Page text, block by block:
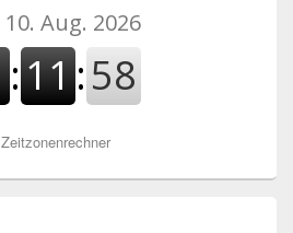
Zeitzonenrechner